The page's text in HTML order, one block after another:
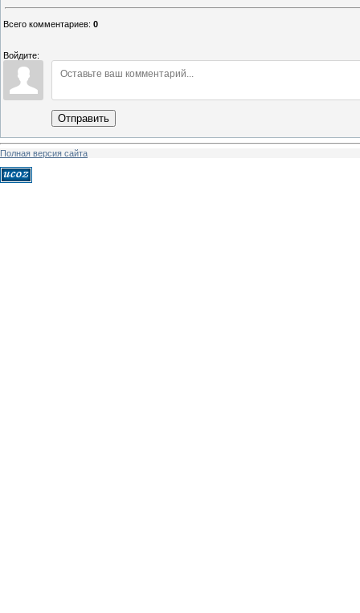
Всего комментариев: 0
Войдите:
Отправить
Полная версия сайта